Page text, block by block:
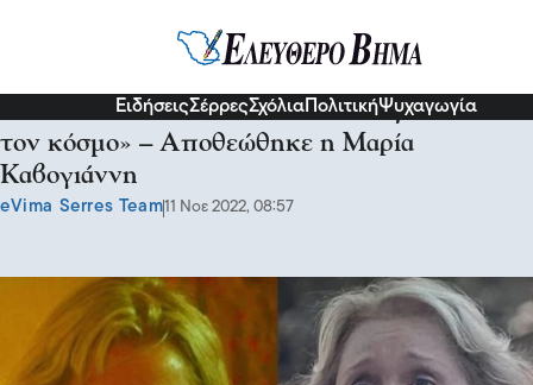
ΕιδήσειςΣέρρεςΣχόλια ΠολιτικήΨυχαγωγία
Maestro: «Θα δουν το ταλέντο της σε όλον
τον κόσμο» – Αποθεώθηκε η Μαρία
Καβογιάννη
eVima Serres Team11 Νοε 2022, 08:57